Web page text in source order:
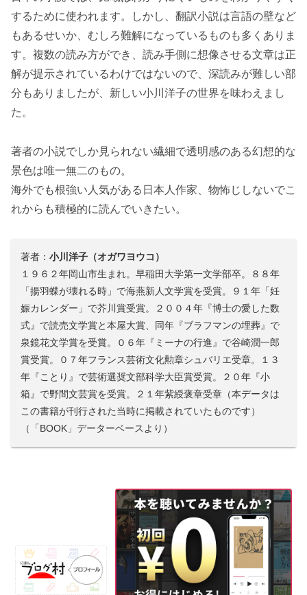
するために使われます。しかし、翻訳小説は言語の壁など
もあるせいか、むしろ難解になっているものも多くありま
す。複数の読み方ができ、読み手側に想像させる文章は正
解が提示されているわけではないので、深読みが難しい部
分もありましたが、新しい小川洋子の世界を味わえまし
た。
著者の小説でしか見られない繊細で透明感のある幻想的な
景色は唯一無二のもの。
海外でも根強い人気がある日本人作家、物怖じしないでこ
れからも積極的に読んでいきたい。
著者：小川洋子（オガワヨウコ）
１９６２年岡山市生まれ。早稲田大学第一文学部卒。８８年
「揚羽蝶が壊れる時」で海燕新人文学賞を受賞。９１年「妊
娠カレンダー」で芥川賞受賞。２００４年『博士の愛した数
式』で読売文学賞と本屋大賞、同年『ブラフマンの埋葬』で
泉鏡花文学賞を受賞。０６年『ミーナの行進』で谷崎潤一郎
賞受賞。０７年フランス芸術文化勲章シュバリエ受章。１３
年『ことり』で芸術選奨文部科学大臣賞受賞。２０年『小
箱』で野間文芸賞を受賞。２１年紫綬褒章受章（本データは
この書籍が刊行された当時に掲載されていたものです）
（「BOOK」データーベースより）